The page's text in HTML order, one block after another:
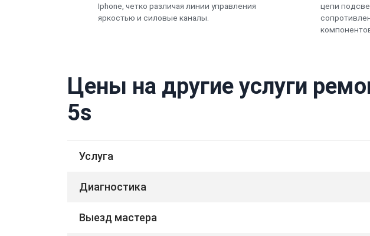
Iphone, четко различая линии управления
яркостью и силовые каналы.
цепи
Цены на другие услуги
5s
Услуга
Диагностика
Выезд мастера